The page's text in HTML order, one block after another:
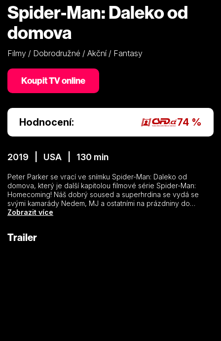
Spider-Man: Daleko od
domova
Filmy / Dobrodružné / Akční / Fantasy
Koupit TV online
Hodnocení: 74 %
2019 | USA | 130 min
Peter Parker se vrací ve snímku Spider-Man: Daleko od
domova, který je další kapitolou filmové série Spider-Man:
Homecoming! Náš dobrý soused a superhrdina se vydá se
svými kamarády Nedem, MJ a ostatními na prázdniny do
Evropy. Petrův plán nechat na pár týdnů superhrdinství a užívat
na starý kontinent útočí obří elementálové.
Zobrazit více
Trailer